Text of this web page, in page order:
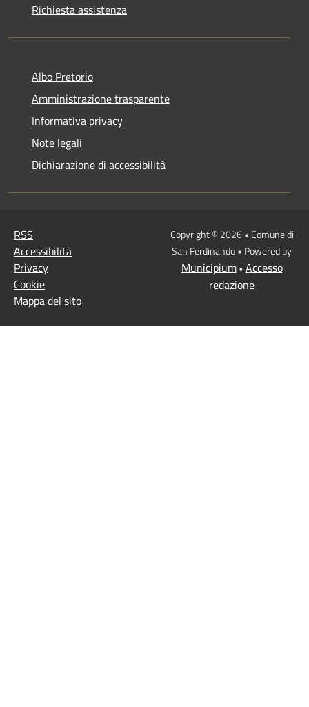
Richiesta assistenza
Albo Pretorio
Amministrazione trasparente
Informativa privacy
Note legali
Dichiarazione di accessibilità
RSS
Accessibilità
Privacy
Cookie
Mappa del sito
Copyright © 2026 • Comune di
San Ferdinando • Powered by
Municipium• Accesso
redazione